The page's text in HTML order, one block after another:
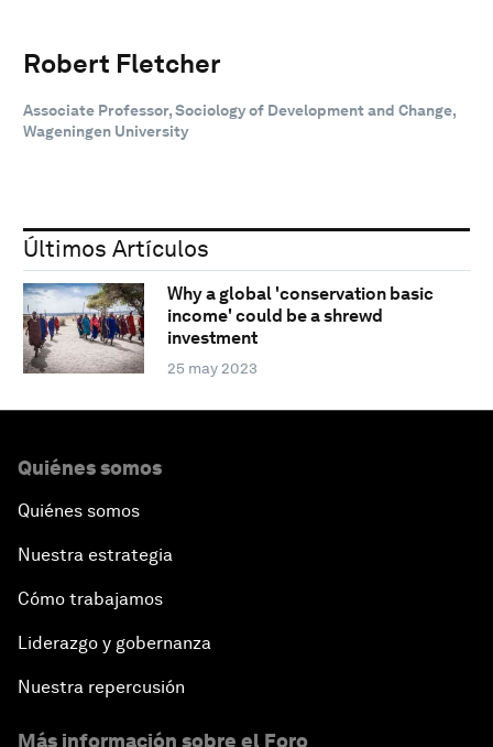
Robert Fletcher
Associate Professor, Sociology of Development and Change,
Wageningen University
Últimos Artículos
Why a global 'conservation basic
income' could be a shrewd
investment
25 may 2023
Quiénes somos
Quiénes somos
Nuestra estrategia
Cómo trabajamos
Liderazgo y gobernanza
Nuestra repercusión
Más información sobre el Foro